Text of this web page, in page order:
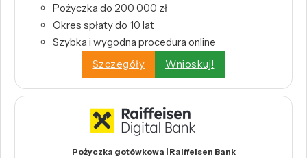
Pożyczka do 200 000 zł
Okres spłaty do 10 lat
Szybka i wygodna procedura online
Szczegóły
Wnioskuj!
Pożyczka gotówkowa | Raiffeisen Bank